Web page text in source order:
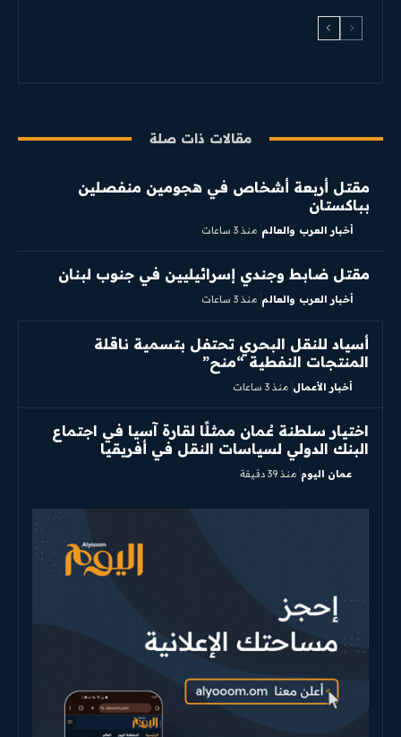
مقالات ذات صلة
مقتل أربعة أشخاص في هجومين منفصلين
بباكستان
أخبار العرب والعالم منذ 3 ساعات
مقتل ضابط وجندي إسرائيليين في جنوب لبنان
أخبار العرب والعالم منذ 3 ساعات
أسياد للنقل البحري تحتفل بتسمية ناقلة
المنتجات النفطية “منح”
أخبار الأعمال منذ 3 ساعات
اختيار سلطنة عُمان ممثلًا لقارة آسيا في اجتماع
البنك الدولي لسياسات النقل في أفريقيا
عمان اليوم منذ 39 دقيقة